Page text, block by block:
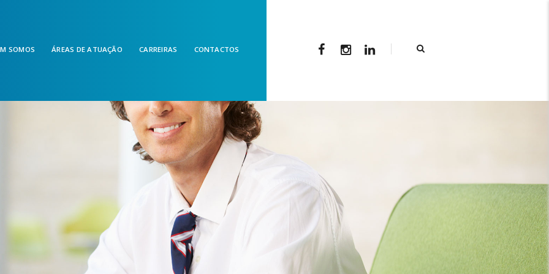
SOMOS ÁREAS DE ATUAÇÃO CARREIRAS CONTACTOS